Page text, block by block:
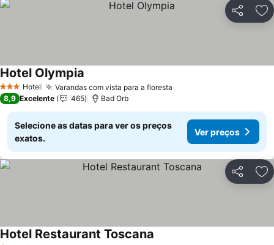
Partilhar
3 EstrelasHotel Varandas com vista para a floresta
Hotel Olympia
8,9 Excelente 465 Bad Orb
Selecione as datas para ver os preços
exatos.
Ver preços
Partilhar
Hotel Restaurant Toscana